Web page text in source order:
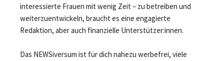
interessierte Frauen mit wenig Zeit – zu betreiben und
weiterzuentwickeln, braucht es eine engagierte
Redaktion, aber auch finanzielle Unterstützer:innen.
Das NEWSiversum ist für dich nahezu werbefrei, viele